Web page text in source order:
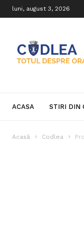
luni, august 3, 2026
Info
ACASA STIRI DIN
Acasă Codlea